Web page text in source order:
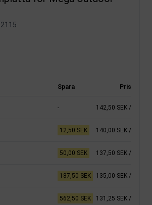
Spara Pris
- 142,50 SEK /
12,50 SEK 140,00 SEK /
50,00 SEK 137,50 SEK /
187,50 SEK 135,00 SEK /
562,50 SEK 131,25 SEK /